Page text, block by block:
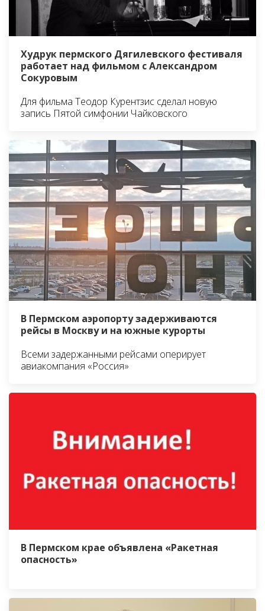
Худрук пермского Дягилевского фестиваля
работает над фильмом с Александром
Сокуровым
Для фильма Теодор Курентзис сделал новую
запись Пятой симфонии Чайковского
В Пермском аэропорту задерживаются
рейсы в Москву и на южные курорты
Всеми задержанными рейсами оперирует
авиакомпания «Россия»
В Пермском крае объявлена «Ракетная
опасность»